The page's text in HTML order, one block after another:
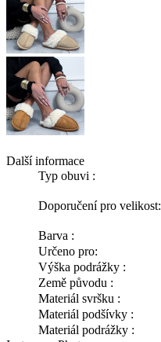
Další informace
Typ obuvi :
Doporučení pro velikost:
Barva :
Určeno pro:
Výška podrážky :
Země původu :
Materiál svršku :
Materiál podšívky :
Materiál podrážky :